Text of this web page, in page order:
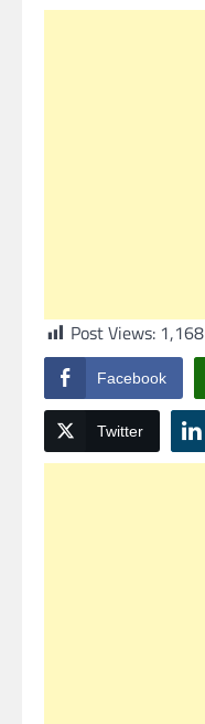
Post Views: 1,168
Facebook
Twitter